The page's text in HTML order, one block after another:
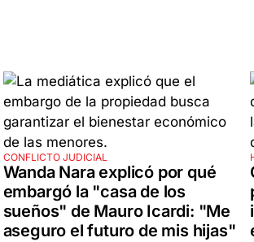
CONFLICTO JUDICIAL
Wanda Nara explicó por qué
embargó la "casa de los
sueños" de Mauro Icardi: "Me
aseguro el futuro de mis hijas"